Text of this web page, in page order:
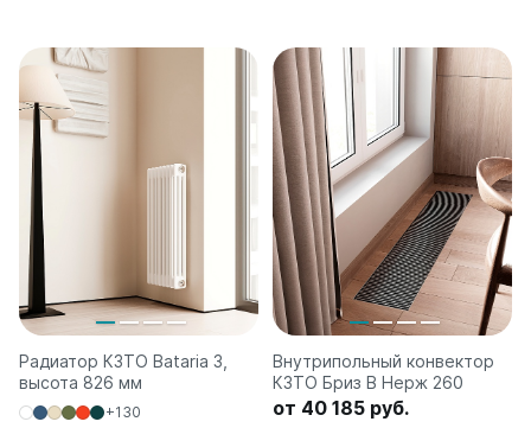
Радиатор КЗТО Bataria 3,
высота 826 мм
+130
Внутрипольный конвектор
КЗТО Бриз В Нерж 260
от 40 185 руб.